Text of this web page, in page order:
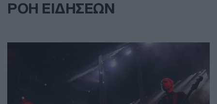
ΡΟΗ ΕΙΔΗΣΕΩΝ